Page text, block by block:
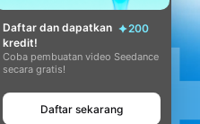
Daftar dan dapatkan
200
kredit!
Coba pembuatan video Seedance
secara gratis!
Daftar sekarang